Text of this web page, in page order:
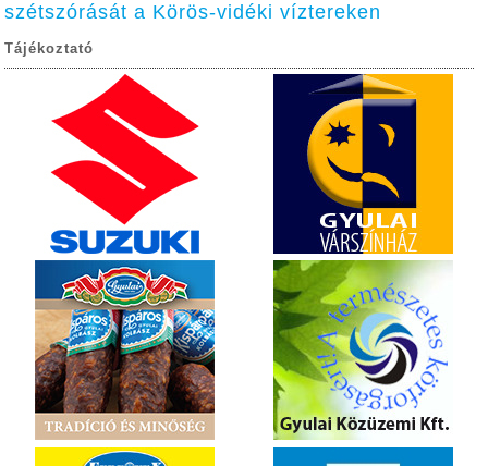
szétszórását a Körös-vidéki víztereken
Tájékoztató